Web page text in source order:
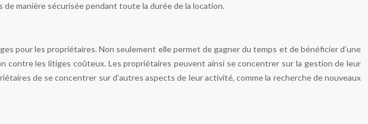
manière sécurisée pendant toute la durée de la location.
pour les propriétaires. Non seulement elle permet de gagner du temps et de bénéficier d’une
les litiges coûteux. Les propriétaires peuvent ainsi se concentrer sur la gestion de leur
de se concentrer sur d’autres aspects de leur activité, comme la recherche de nouveaux